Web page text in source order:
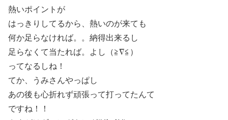
熱いポイントが
はっきりしてるから、熱いのが来ても
何か足らなければ。。納得出来るし
足らなくて当たれば。よし（≧∇≦）
ってなるしね！
てか、うみさんやっぱし
あの後も心折れず頑張って打ってたんて
ですね！！